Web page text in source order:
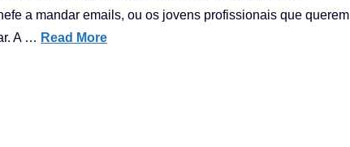
a mandar emails, ou os jovens profissionais que querem
A … Read More